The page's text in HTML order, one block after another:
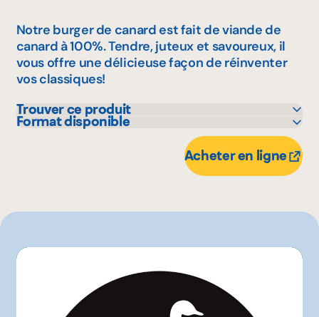
Notre burger de canard est fait de viande de
canard à 100%. Tendre, juteux et savoureux, il
vous offre une délicieuse façon de réinventer
vos classiques!
Trouver ce produit
Metro
Format disponible
Acheter en ligne